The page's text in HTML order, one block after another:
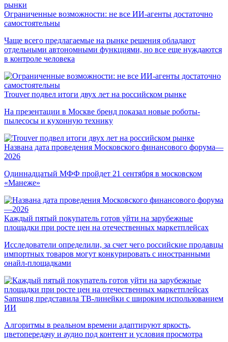
рынки
Ограниченные возможности: не все ИИ-агенты достаточно
самостоятельны
Чаще всего предлагаемые на рынке решения обладают
отдельными автономными функциями, но все еще нуждаются
в контроле человека
Trouver подвел итоги двух лет на российском рынке
На презентации в Москве бренд показал новые роботы-
пылесосы и кухонную технику
Названа дата проведения Московского финансового форума—
2026
Одиннадцатый МФФ пройдет 21 сентября в московском
«Манеже»
Каждый пятый покупатель готов уйти на зарубежные
площадки при росте цен на отечественных маркетплейсах
Исследователи определили, за счет чего российские продавцы
импортных товаров могут конкурировать с иностранными
онайл-площадками
Samsung представила ТВ-линейки с широким использованием
ИИ
Алгоритмы в реальном времени адаптируют яркость,
цветопередачу и аудио под контент и условия просмотра